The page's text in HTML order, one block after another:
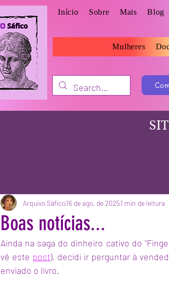
Início Sobre Mais Blog
Mulheres
Boas notícias...
Arquivo Sáfico16 de ago. de 20251 min de leitura
Ainda na saga do dinheiro cativo do
vê este post), decidi ir perguntar à
enviado o livro.